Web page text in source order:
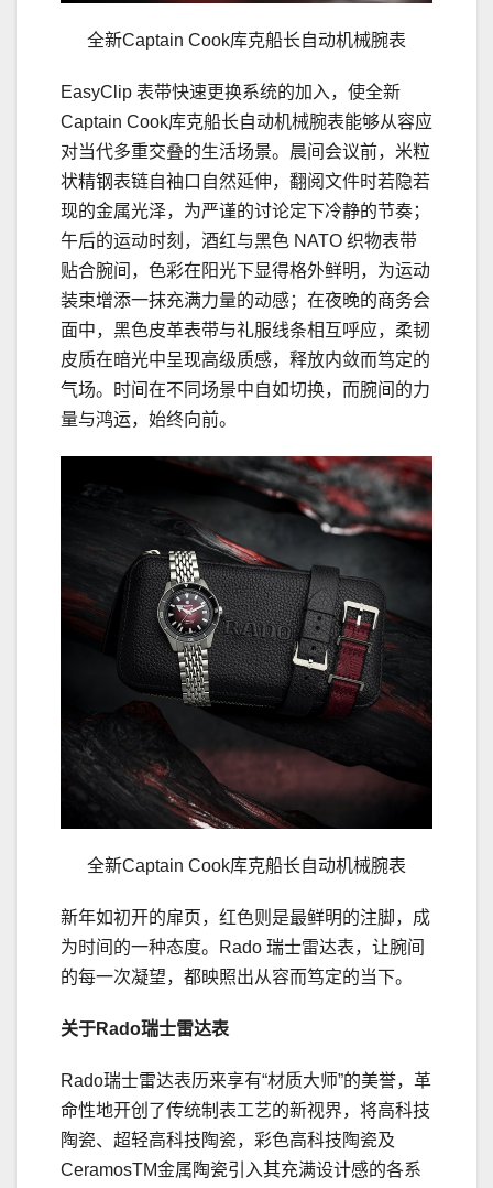
全新Captain Cook库克船长自动机械腕表
EasyClip 表带快速更换系统的加入，使全新
Captain Cook库克船长自动机械腕表能够从容应
对当代多重交叠的生活场景。晨间会议前，米粒
状精钢表链自袖口自然延伸，翻阅文件时若隐若
现的金属光泽，为严谨的讨论定下冷静的节奏；
午后的运动时刻，酒红与黑色 NATO 织物表带
贴合腕间，色彩在阳光下显得格外鲜明，为运动
装束增添一抹充满力量的动感；在夜晚的商务会
面中，黑色皮革表带与礼服线条相互呼应，柔韧
皮质在暗光中呈现高级质感，释放内敛而笃定的
气场。时间在不同场景中自如切换，而腕间的力
量与鸿运，始终向前。
全新Captain Cook库克船长自动机械腕表
新年如初开的扉页，红色则是最鲜明的注脚，成
为时间的一种态度。Rado 瑞士雷达表，让腕间
的每一次凝望，都映照出从容而笃定的当下。
关于Rado瑞士雷达表
Rado瑞士雷达表历来享有“材质大师”的美誉，革
命性地开创了传统制表工艺的新视界，将高科技
陶瓷、超轻高科技陶瓷，彩色高科技陶瓷及
CeramosTM金属陶瓷引入其充满设计感的各系